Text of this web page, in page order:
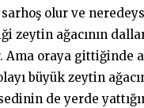
olur ve
zeytin ağacının
Ama oraya gittiğinde
büyük zeytin
de yerde